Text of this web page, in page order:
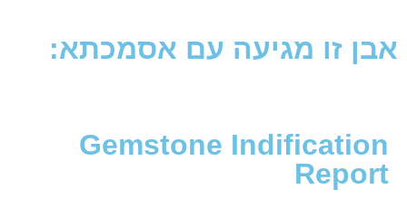
זו מגיעה עם אסמכתא:
Gemstone